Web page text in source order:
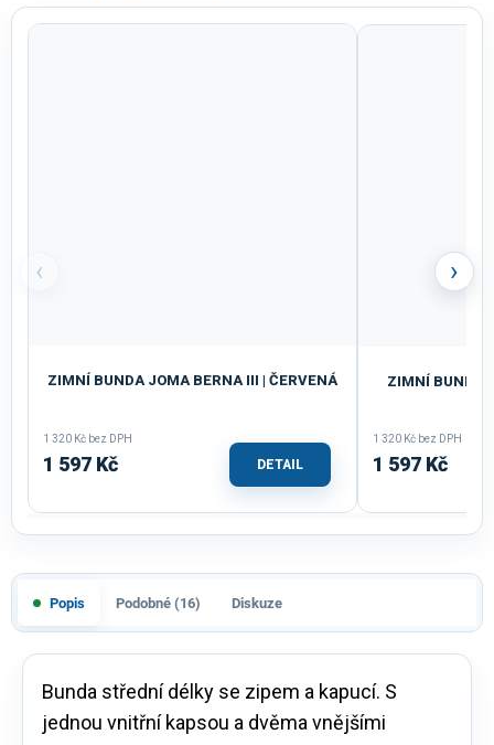
‹
ZIMNÍ BUNDA JOMA BERNA III | ČERVENÁ
1 320 Kč bez DPH
1 597 Kč DETAIL
ZIMNÍ BUNDA
1 320 Kč bez DPH
1 597 Kč
›
Popis Podobné (16) Diskuze
Bunda střední délky se zipem a kapucí. S
jednou vnitřní kapsou a dvěma vnějšími